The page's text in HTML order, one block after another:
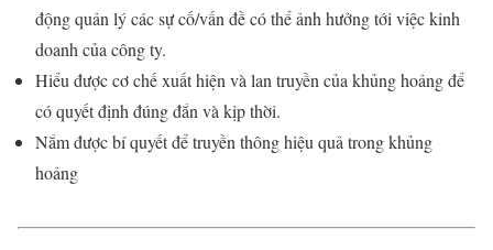
động quản lý các sự cố/vấn đề có thể ảnh hưởng tới việc kinh
doanh của công ty.
Hiểu được cơ chế xuất hiện và lan truyền của khủng hoảng để
có quyết định đúng đắn và kịp thời.
Nắm được bí quyết để truyền thông hiệu quả trong khủng
hoảng